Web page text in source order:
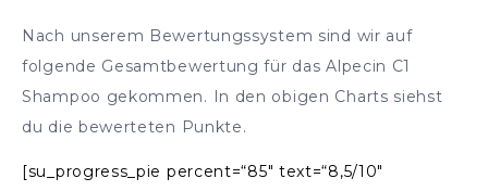
Nach unserem Bewertungssystem sind wir auf
folgende Gesamtbewertung für das Alpecin C1
Shampoo gekommen. In den obigen Charts siehst
du die bewerteten Punkte.
[su_progress_pie percent=“85″ text=“8,5/10″